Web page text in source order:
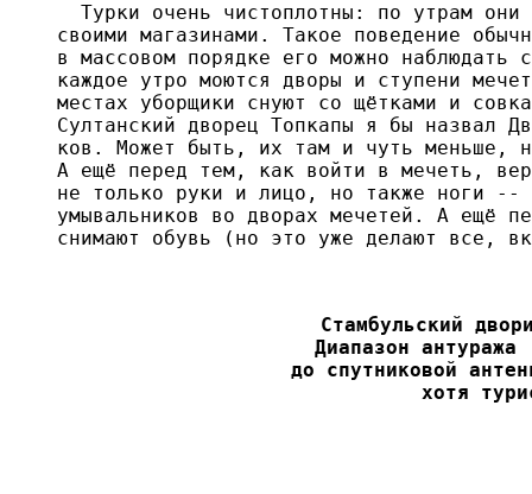
Турки очень чистоплотны: по утрам
своими магазинами. Такое поведение
в массовом порядке его можно
каждое утро моются дворы и ступени
местах уборщики снуют со щётками и
Султанский дворец Топкапы я бы назвал
ков. Может быть, их там и чуть меньше,
А ещё перед тем, как войти в мечеть,
не только руки и лицо, но также ноги --
умывальников во дворах мечетей. А ещё
снимают обувь (но это уже делают все,
Стамбульский
Диапазон
до спутниковой